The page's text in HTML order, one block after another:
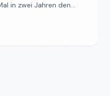
in zwei Jahren den